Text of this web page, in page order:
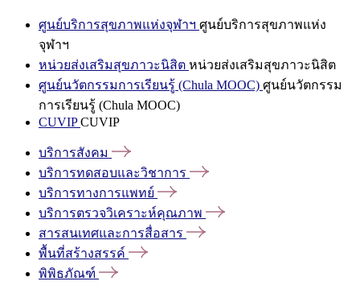
ศูนย์บริการสุขภาพแห่งจุฬาฯ ศูนย์บริการสุขภาพแห่ง
จุฬาฯ
หน่วยส่งเสริมสุขภาวะนิสิต หน่วยส่งเสริมสุขภาวะนิสิต
ศูนย์นวัตกรรมการเรียนรู้ (Chula MOOC) ศูนย์นวัตกรรม
การเรียนรู้ (Chula MOOC)
CUVIPCUVIP
บริการสังคม
บริการทดสอบและวิชาการ
บริการทางการแพทย์
บริการตรวจวิเคราะห์คุณภาพ
สารสนเทศและการสื่อสาร
พื้นที่สร้างสรรค์
พิพิธภัณฑ์